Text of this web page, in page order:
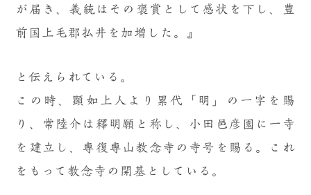
が届き、義統はその褒賞として感状を下し、豊
前国上毛郡払井を加増した。』
と伝えられている。
この時、顕如上人より累代「明」の一字を賜
り、常陸介は釋明願と称し、小田邑彦園に一寺
を建立し、専復専山教念寺の寺号を賜る。これ
をもって教念寺の開基としている。